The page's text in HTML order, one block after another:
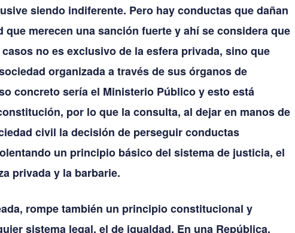
siendo indiferente. Pero hay conductas que dañan
que merecen una sanción fuerte y ahí se considera que
no es exclusivo de la esfera privada, sino que
organizada a través de sus órganos de
concreto sería el Ministerio Público y esto está
por lo que la consulta, al dejar en manos de
civil la decisión de perseguir conductas
un principio básico del sistema de justicia, el
privada y la barbarie.
rompe también un principio constitucional y
sistema legal, el de igualdad. En una República,